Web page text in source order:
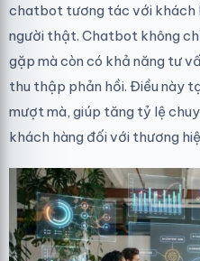
chatbot tương tác với khách
người thật. Chatbot không
gặp mà còn có khả năng tư
thu thập phản hồi. Điều này
mượt mà, giúp tăng tỷ lệ
khách hàng đối với thương